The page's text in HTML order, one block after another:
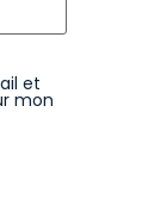
et
mon